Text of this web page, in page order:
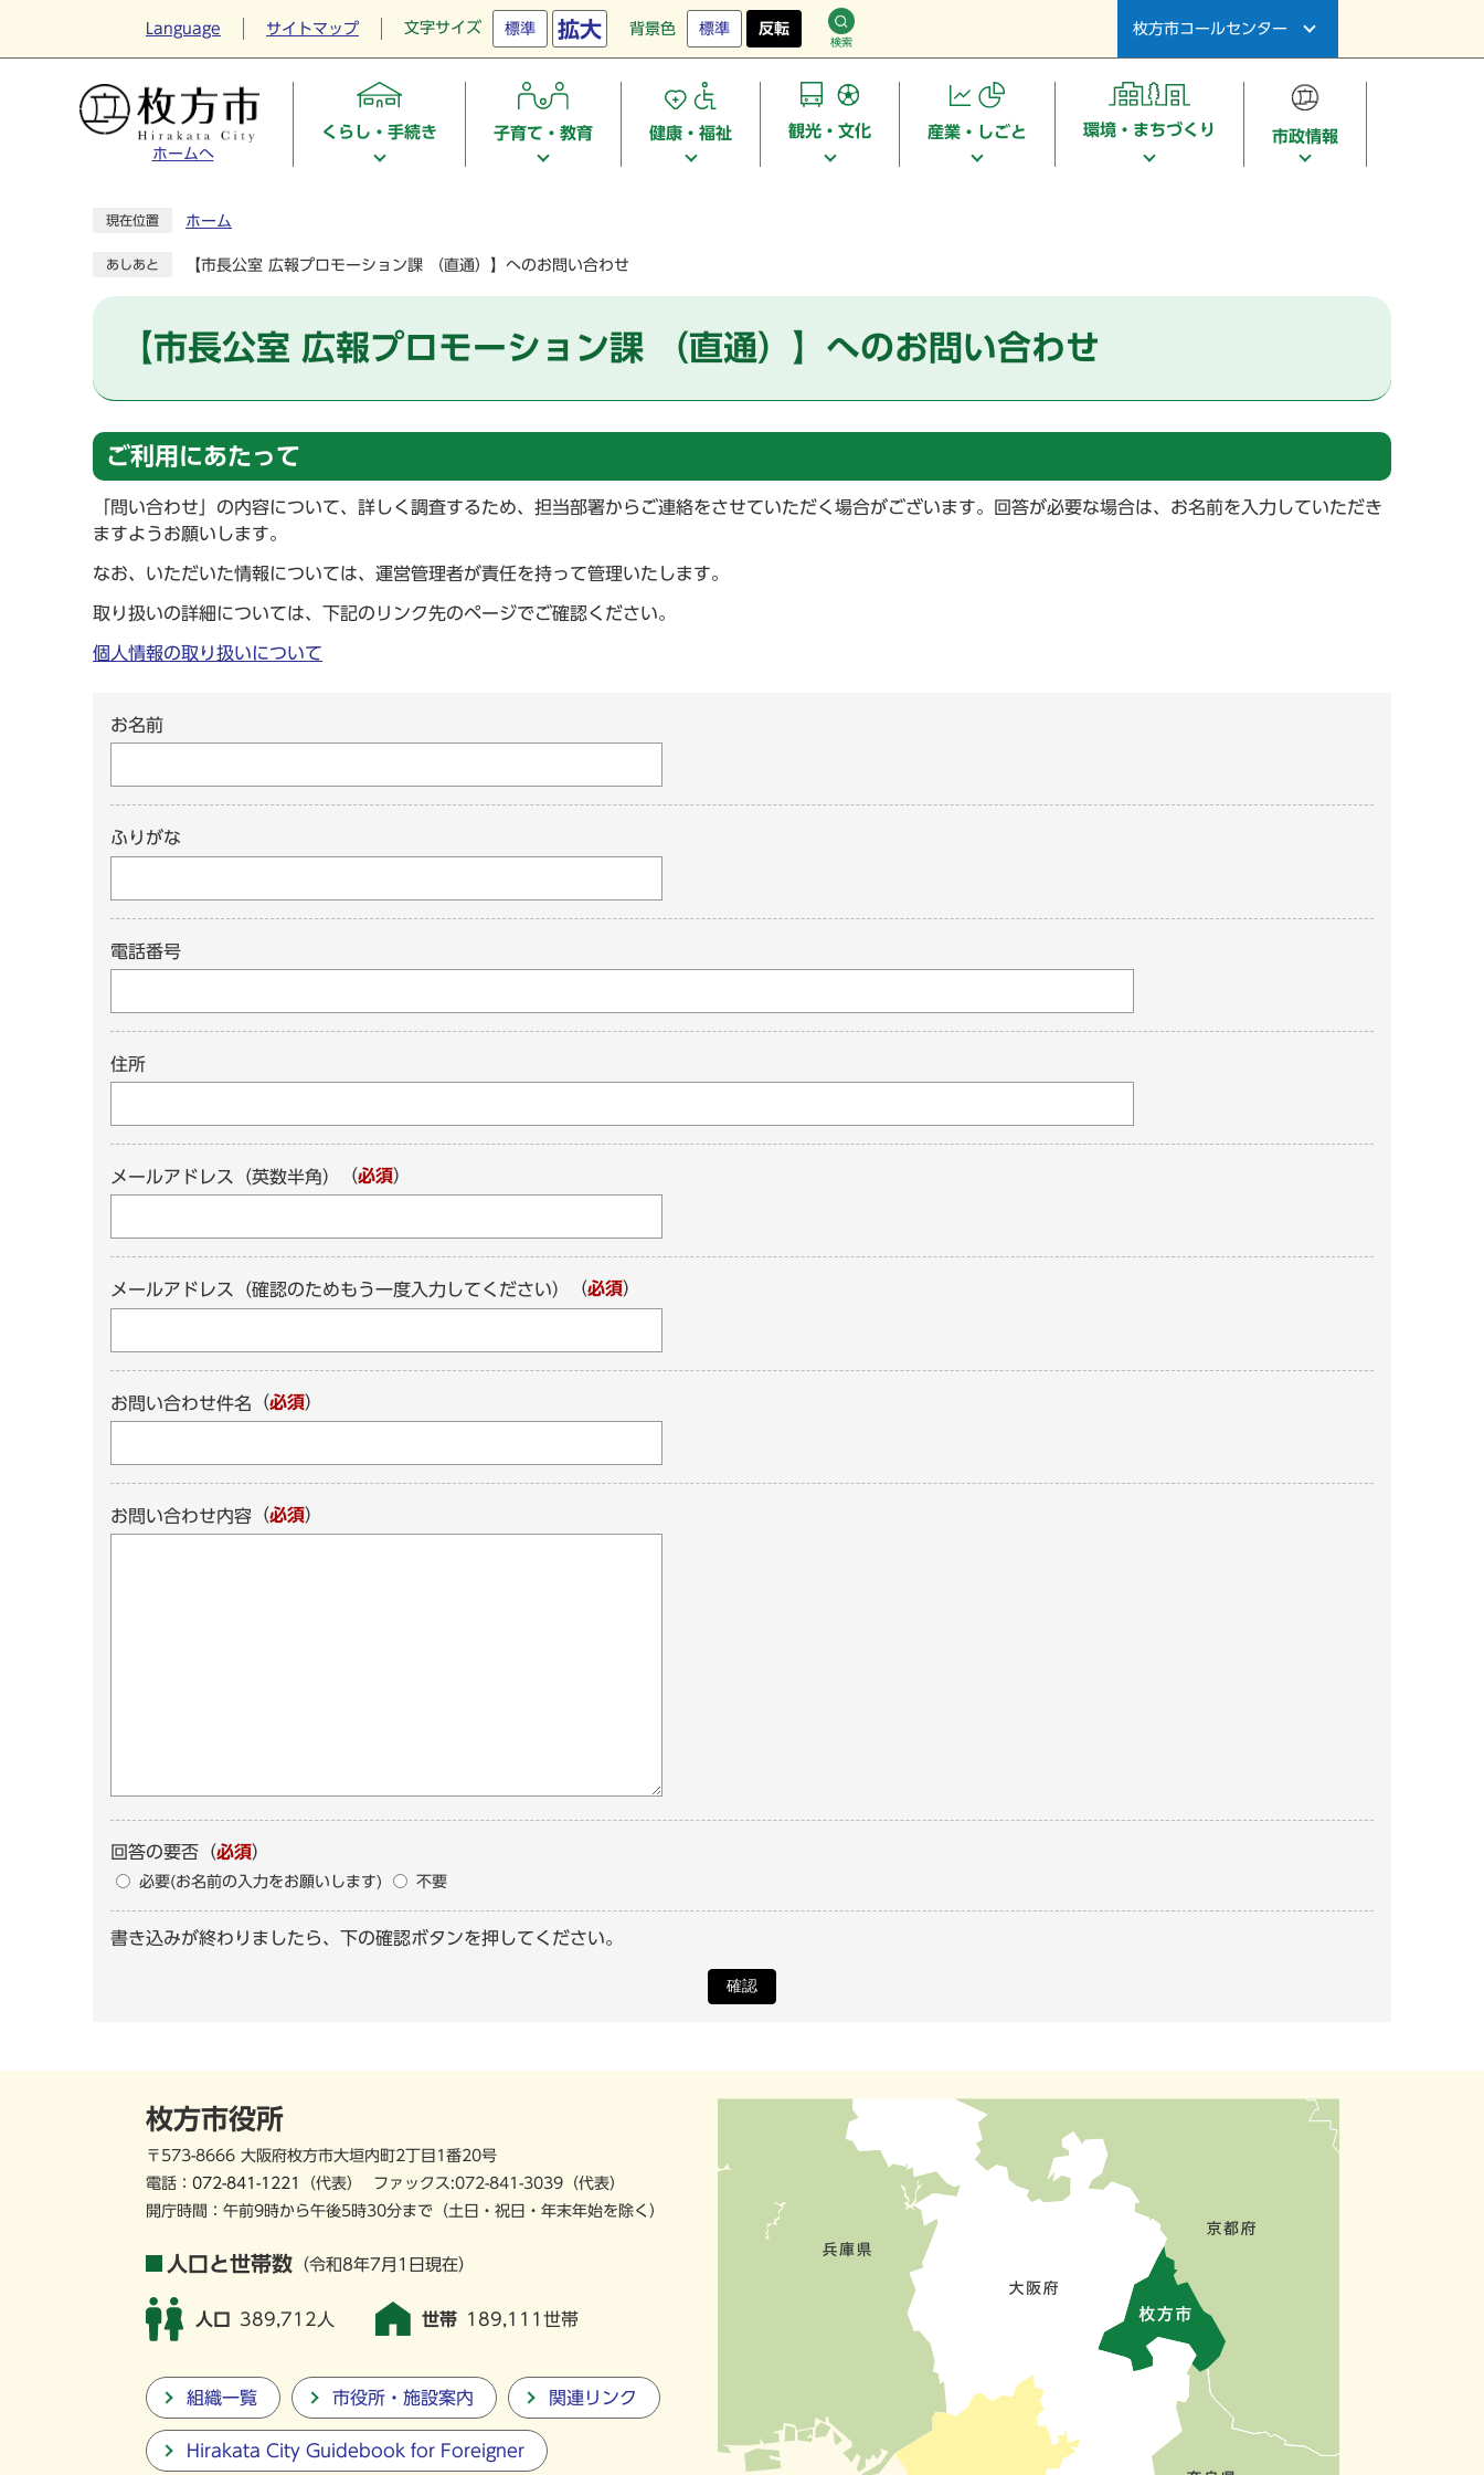
Language サイトマップ 文字サイズ 標準 拡大 背景色 標準 反転
検索
枚方市コールセンター
ホームへ
くらし・手続き 子育て・教育 健康・福祉 観光・文化 産業・しごと 環境・まちづくり 市政情報
現在位置 ホーム
あしあと 【市長公室 広報プロモーション課 （直通）】へのお問い合わせ
【市長公室 広報プロモーション課 （直通）】へのお問い合わせ
ご利用にあたって
「問い合わせ」の内容について、詳しく調査するため、担当部署からご連絡をさせていただく場合がございます。回答が必要な場合は、お名前を入力していただき
ますようお願いします。
なお、いただいた情報については、運営管理者が責任を持って管理いたします。
取り扱いの詳細については、下記のリンク先のページでご確認ください。
個人情報の取り扱いについて
お名前
ふりがな
電話番号
住所
メールアドレス（英数半角） （必須）
メールアドレス（確認のためもう一度入力してください） （必須）
お問い合わせ件名 （必須）
お問い合わせ内容 （必須）
回答の要否 （必須）
必要(お名前の入力をお願いします) 不要
書き込みが終わりましたら、下の確認ボタンを押してください。
確認
枚方市役所
〒573-8666 大阪府枚方市大垣内町2丁目1番20号
電話： 072-841-1221 （代表） ファックス:072-841-3039（代表）
開庁時間：午前9時から午後5時30分まで （土日・祝日・年末年始を除く）
人口と世帯数 （令和8年7月1日現在）
人口 389,712人 世帯 189,111世帯
組織一覧 市役所・施設案内 関連リンク
Hirakata City Guidebook for Foreigner